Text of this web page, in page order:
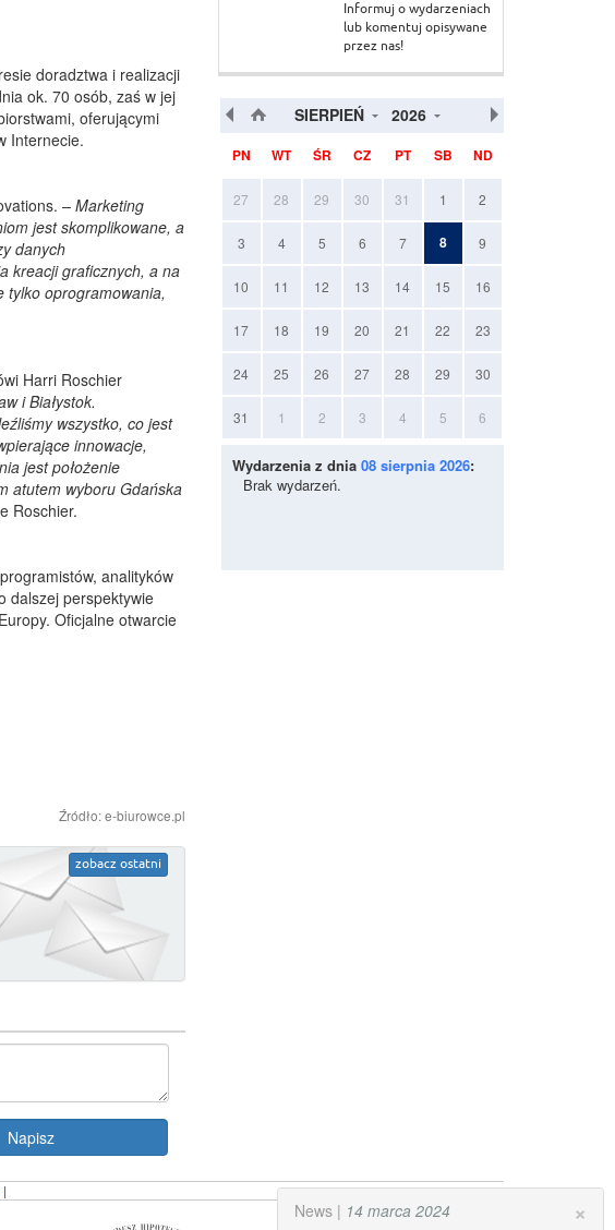
doradztwa i realizacji
ok. 70 osób, zaś w jej
oferującymi
Internecie.
– Marketing
jest skomplikowane, a
danych
kreacji graficznych, a na
tylko oprogramowania,
Harri Roschier
i Białystok.
wszystko, co jest
innowacje,
jest położenie
atutem wyboru Gdańska
Roschier.
analityków
dalszej perspektywie
Oficjalne otwarcie
Źródło: e-biurowce.pl
zobacz ostatni
Informuj o wydarzeniach
lub komentuj opisywane
przez nas!
SIERPIEŃ 2026
PN WT ŚR CZ PT SB ND
27 28 29 30 31 1 2
3 4 5 6 7 8 9
10 11 12 13 14 15 16
17 18 19 20 21 22 23
24 25 26 27 28 29 30
31 1 2 3 4 5 6
Wydarzenia z dnia 08 sierpnia 2026:
Brak wydarzeń.
×
News | 14 marca 2024